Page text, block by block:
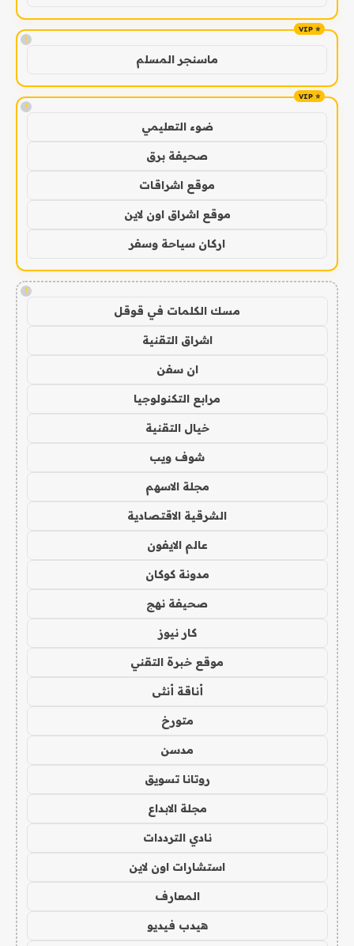
!
ماسنجر المسلم
!
ضوء التعليمي
صحيفة برق
موقع اشراقات
موقع اشراق اون لاين
اركان سياحة وسفر
!
مسك الكلمات في قوقل
اشراق التقنية
ان سفن
مرابع التكنولوجيا
خيال التقنية
شوف ويب
مجلة الاسهم
الشرقية الاقتصادية
عالم الايفون
مدونة كوكان
صحيفة نهج
كار نيوز
موقع خبرة التقني
أناقة أنثى
متورخ
مدسن
روتانا تسويق
مجلة الابداع
نادي الترددات
استشارات اون لاين
المعارف
هيدب فيديو